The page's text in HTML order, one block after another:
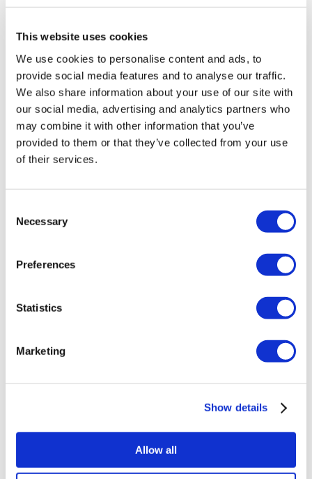
This website uses cookies
We use cookies to personalise content and ads, to
provide social media features and to analyse our traffic.
We also share information about your use of our site with
our social media, advertising and analytics partners who
may combine it with other information that you’ve
provided to them or that they’ve collected from your use
of their services.
Selection
Necessary
Preferences
Statistics
Marketing
Show details
Allow all
gestionadas por MIRAC SARA TOURISM, una agencia de
12276).
salud certificada en turismo de salud.
A Cerca de Nosotros
¿Cómo funciona?
Guía Preoperatoria
Autores & revisores
Flymedi Programa de Referidos
Planes De Pago
Términos y Condiciones
Agregue Su Clínica
Destinos Populares
Mexico Clínicas
Hungary Clínicas